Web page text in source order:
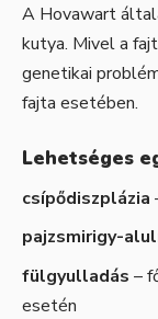
A Hovawart
kutya. Mivel a
genetikai
fajta esetében.
Lehetséges
csípődiszplázia
pajzsmirigy-
fülgyulladás –
esetén